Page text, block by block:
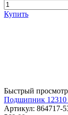
Купить
Быстрый просмотр
Подшипник
Артикул: 864717-